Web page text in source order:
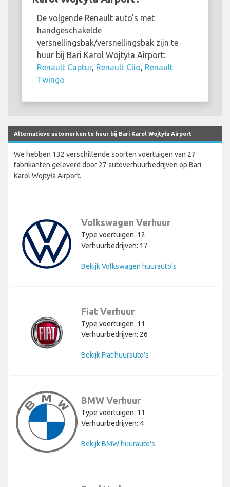
De volgende Renault auto's met
handgeschakelde
versnellingsbak/versnellingsbak zijn te
huur bij Bari Karol Wojtyła Airport:
Renault Captur, Renault Clio Renault
Twingo
Alternatieve automerken te huur bij Bari Karol Wojtyła Airport
We hebben 132 verschillende soorten voertuigen van 27
fabrikanten geleverd door 27 autoverhuurbedrijven op Bari
Karol Wojtyła Airport.
Volkswagen Verhuur
Type voertuigen: 12
Verhuurbedrijven: 17
Bekijk Volkswagen huurauto's
Fiat Verhuur
Type voertuigen: 11
Verhuurbedrijven: 26
Bekijk Fiat huurauto's
BMW Verhuur
Type voertuigen: 11
Verhuurbedrijven: 4
Bekijk BMW huurauto's